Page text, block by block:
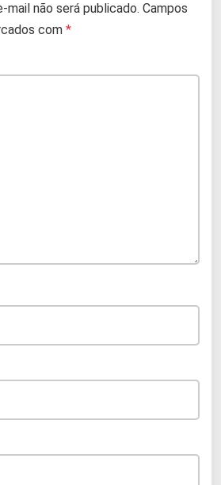
mail não será publicado. Campos
com *